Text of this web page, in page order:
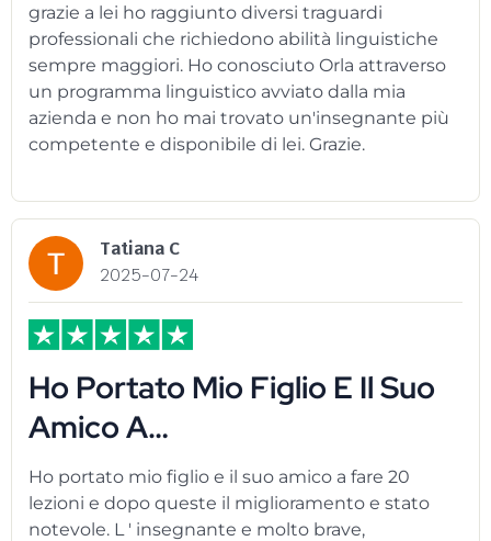
grazie a lei ho raggiunto diversi traguardi
professionali che richiedono abilità linguistiche
sempre maggiori. Ho conosciuto Orla attraverso
un programma linguistico avviato dalla mia
azienda e non ho mai trovato un'insegnante più
competente e disponibile di lei. Grazie.
Tatiana C
2025-07-24
Ho Portato Mio Figlio E Il Suo
Amico A…
Ho portato mio figlio e il suo amico a fare 20
lezioni e dopo queste il miglioramento e stato
notevole. L ' insegnante e molto brave,